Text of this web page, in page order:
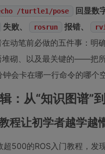
/turtle1/pose
回显数
失败、 rosrun 报错、
动笔前必做的五件事：明
砌、以及最关键的——把
会卡在哪一行命令的哪个空
：从“知识图谱”
程让初学者越学越
500的ROS入门教程，发